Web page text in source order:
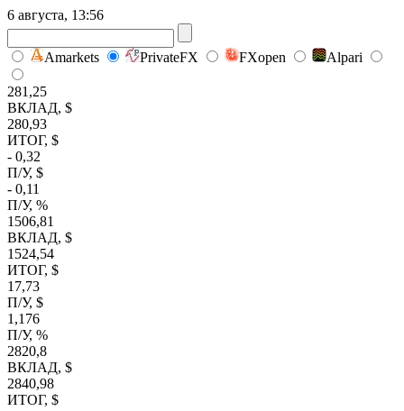
6 августа, 13:56
Amarkets PrivateFX FXopen Alpari
281,25
ВКЛАД, $
280,93
ИТОГ, $
- 0,32
П/У, $
- 0,11
П/У, %
1506,81
ВКЛАД, $
1524,54
ИТОГ, $
17,73
П/У, $
1,176
П/У, %
2820,8
ВКЛАД, $
2840,98
ИТОГ, $